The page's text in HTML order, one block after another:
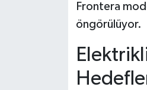
Frontera
öngörülüyor.